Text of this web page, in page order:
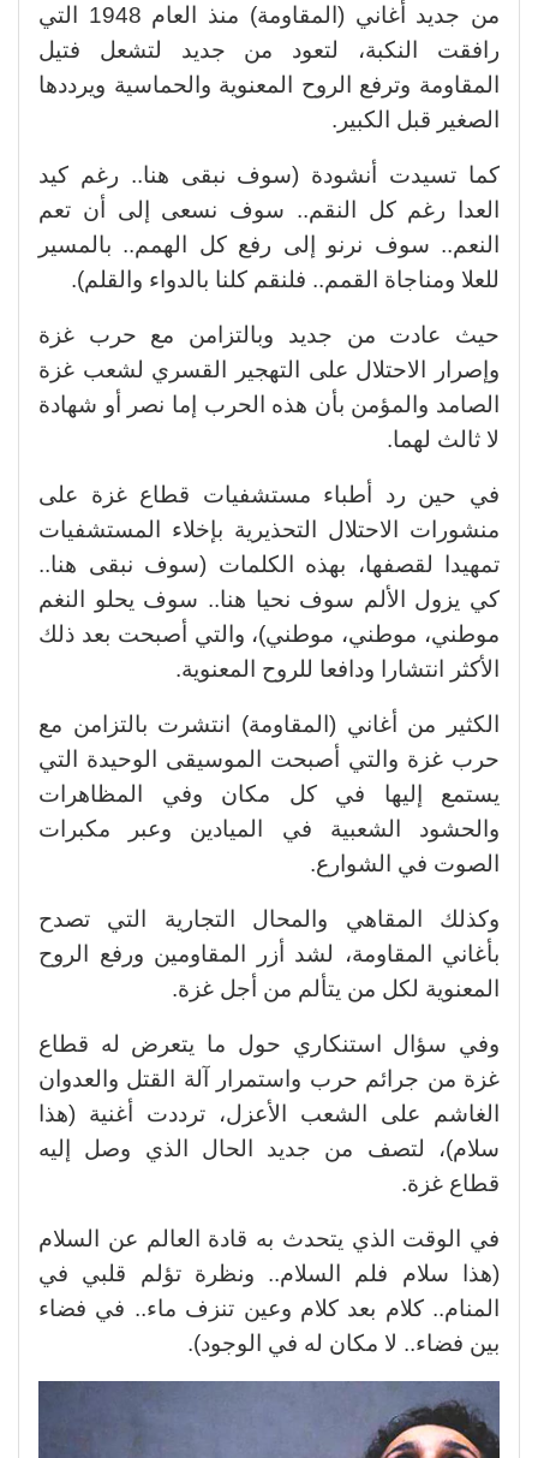
من جديد أغاني (المقاومة) منذ العام 1948 التي
رافقت النكبة، لتعود من جديد لتشعل فتيل
المقاومة وترفع الروح المعنوية والحماسية ويرددها
الصغير قبل الكبير.
كما تسيدت أنشودة (سوف نبقى هنا.. رغم كيد
العدا رغم كل النقم.. سوف نسعى إلى أن تعم
النعم.. سوف نرنو إلى رفع كل الهمم.. بالمسير
للعلا ومناجاة القمم.. فلنقم كلنا بالدواء والقلم).
حيث عادت من جديد وبالتزامن مع حرب غزة
وإصرار الاحتلال على التهجير القسري لشعب غزة
الصامد والمؤمن بأن هذه الحرب إما نصر أو شهادة
لا ثالث لهما.
في حين رد أطباء مستشفيات قطاع غزة على
منشورات الاحتلال التحذيرية بإخلاء المستشفيات
تمهيدا لقصفها، بهذه الكلمات (سوف نبقى هنا..
كي يزول الألم سوف نحيا هنا.. سوف يحلو النغم
موطني، موطني، موطني)، والتي أصبحت بعد ذلك
الأكثر انتشارا ودافعا للروح المعنوية.
الكثير من أغاني (المقاومة) انتشرت بالتزامن مع
حرب غزة والتي أصبحت الموسيقى الوحيدة التي
يستمع إليها في كل مكان وفي المظاهرات
والحشود الشعبية في الميادين وعبر مكبرات
الصوت في الشوارع.
وكذلك المقاهي والمحال التجارية التي تصدح
بأغاني المقاومة، لشد أزر المقاومين ورفع الروح
المعنوية لكل من يتألم من أجل غزة.
وفي سؤال استنكاري حول ما يتعرض له قطاع
غزة من جرائم حرب واستمرار آلة القتل والعدوان
الغاشم على الشعب الأعزل، ترددت أغنية (هذا
سلام)، لتصف من جديد الحال الذي وصل إليه
قطاع غزة.
في الوقت الذي يتحدث به قادة العالم عن السلام
(هذا سلام فلم السلام.. ونظرة تؤلم قلبي في
المنام.. كلام بعد كلام وعين تنزف ماء.. في فضاء
بين فضاء.. لا مكان له في الوجود).